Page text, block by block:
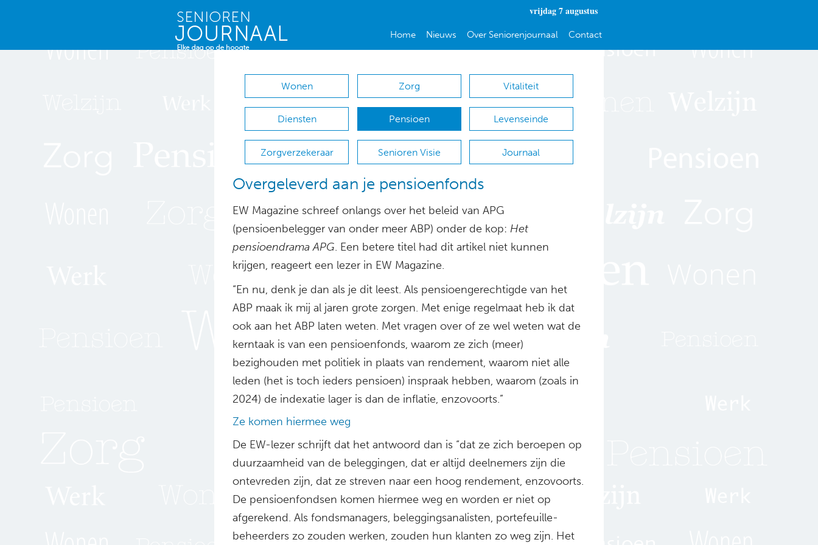
vrijdag 7 augustus
Home Nieuws Over Seniorenjournaal Contact
Wonen Zorg Vitaliteit
Diensten Pensioen Levenseinde
Zorgverzekeraar Senioren Visie Journaal
Overgeleverd aan je pensioenfonds
EW Magazine schreef onlangs over het beleid van APG
(pensioenbelegger van onder meer ABP) onder de kop: Het
pensioendrama APG. Een betere titel had dit artikel niet kunnen
krijgen, reageert een lezer in EW Magazine.
“En nu, denk je dan als je dit leest. Als pensioengerechtigde van het
ABP maak ik mij al jaren grote zorgen. Met enige regelmaat heb ik dat
ook aan het ABP laten weten. Met vragen over of ze wel weten wat de
kerntaak is van een pensioenfonds, waarom ze zich (meer)
bezighouden met politiek in plaats van rendement, waarom niet alle
leden (het is toch ieders pensioen) inspraak hebben, waarom (zoals in
2024) de indexatie lager is dan de inflatie, enzovoorts.”
Ze komen hiermee weg
De EW-lezer schrijft dat het antwoord dan is “dat ze zich beroepen op
duurzaamheid van de beleggingen, dat er altijd deelnemers zijn die
ontevreden zijn, dat ze streven naar een hoog rendement, enzovoorts.
De pensioenfondsen komen hiermee weg en worden er niet op
afgerekend. Als fondsmanagers, beleggingsanalisten, portefeuille-
beheerders zo zouden werken, zouden hun klanten zo weg zijn. Het